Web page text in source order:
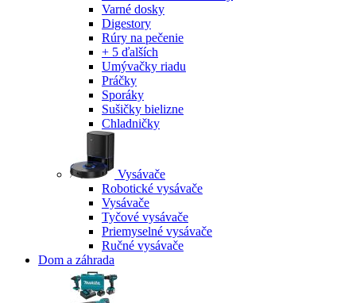
Varné dosky
Digestory
Rúry na pečenie
+ 5 ďalších
Umývačky riadu
Práčky
Sporáky
Sušičky bielizne
Chladničky
Vysávače
Robotické vysávače
Vysávače
Tyčové vysávače
Priemyselné vysávače
Ručné vysávače
Dom a záhrada